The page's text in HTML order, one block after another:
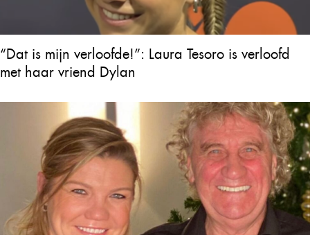
“Dat is mijn verloofde!”: Laura Tesoro is verloofd
met haar vriend Dylan